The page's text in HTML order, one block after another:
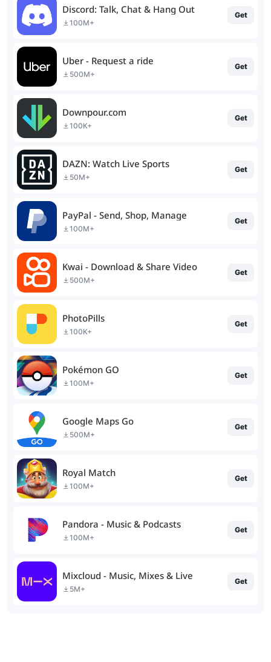
Discord: Talk, Chat & Hang Out
100M+
Get
Uber - Request a ride
500M+
Get
Downpour.com
100K+
Get
DAZN: Watch Live Sports
50M+
Get
PayPal - Send, Shop, Manage
100M+
Get
Kwai - Download & Share Video
500M+
Get
PhotoPills
100K+
Get
Pokémon GO
100M+
Get
Google Maps Go
500M+
Get
Royal Match
100M+
Get
Pandora - Music & Podcasts
100M+
Get
Mixcloud - Music, Mixes & Live
5M+
Get